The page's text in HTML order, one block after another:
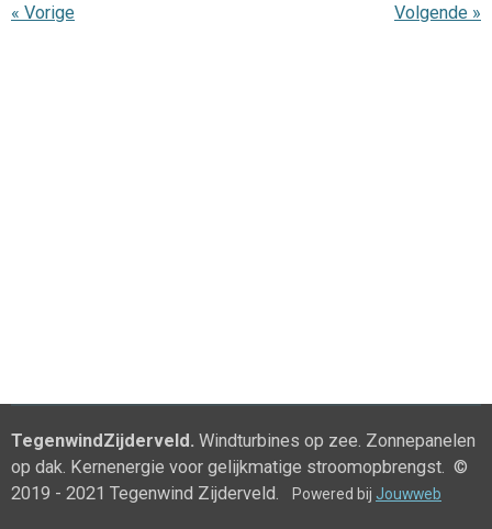
« Vorige Volgende »
TegenwindZijderveld. Windturbines op zee. Zonnepanelen
op dak. Kernenergie voor gelijkmatige stroomopbrengst. ©
2019 - 2021 Tegenwind Zijderveld.
Powered bij Jouwweb